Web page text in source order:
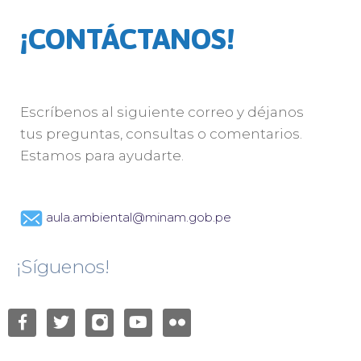
¡CONTÁCTANOS!
Escríbenos al siguiente correo y déjanos
tus preguntas, consultas o comentarios.
Estamos para ayudarte.
aula.ambiental@minam.gob.pe
¡Síguenos!